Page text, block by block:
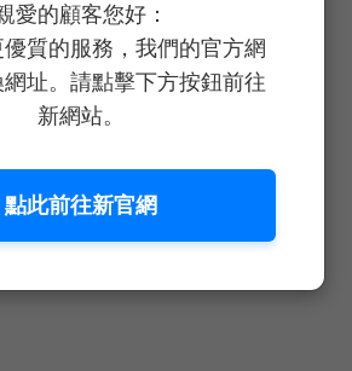
愛的顧客您好：
質的服務，我們的官方網
址。請點擊下方按鈕前往
新網站。
點此前往新官網
害 低生菌數 低硝酸鹽
即食